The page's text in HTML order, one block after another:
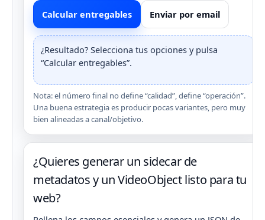
Calcular entregables Enviar por email
¿Resultado? Selecciona tus opciones y pulsa
“Calcular entregables”.
Nota: el número final no define “calidad”, define “operación”.
Una buena estrategia es producir pocas variantes, pero muy
bien alineadas a canal/objetivo.
¿Quieres generar un sidecar de
metadatos y un VideoObject listo para tu
web?